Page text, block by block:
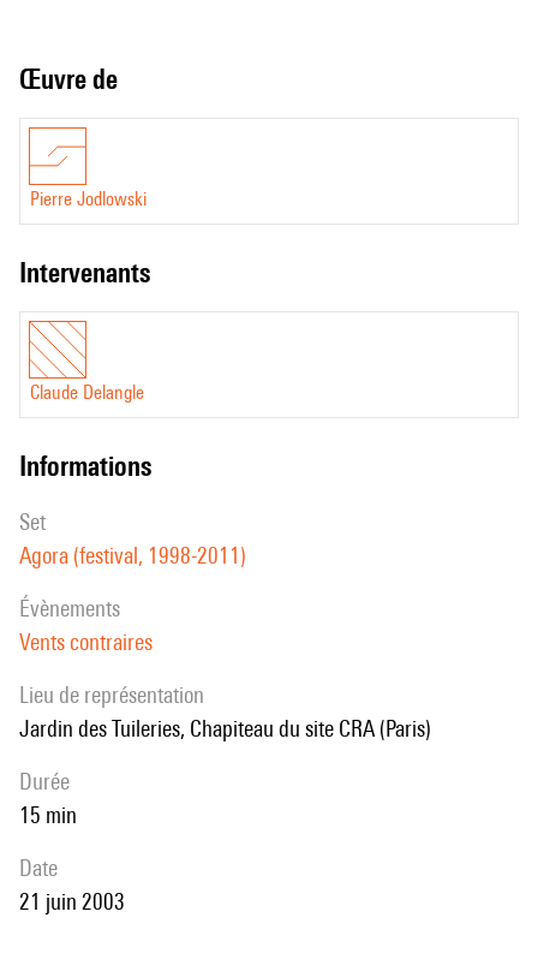
Œuvre de
Pierre Jodlowski
intervenants
Claude Delangle
informations
set
Agora (festival, 1998-2011)
évènements
Vents contraires
Lieu de représentation
Jardin des Tuileries, Chapiteau du site CRA (Paris)
durée
15 min
date
21 juin 2003